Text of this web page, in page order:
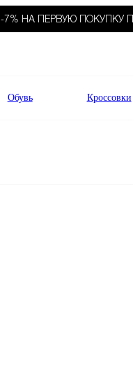
-7% НА ПЕРВУЮ ПОКУПКУ
Обувь Кроссовки